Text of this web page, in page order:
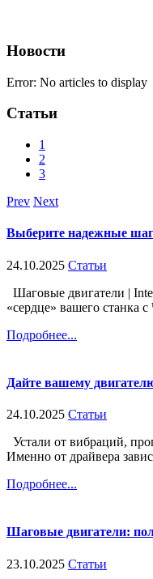
Новости
Error: No articles to display
Статьи
1
2
3
Prev Next
Выберите надежные
24.10.2025 Статьи
Шаговые двигатели |
«сердце» вашего станка
Подробнее...
Дайте вашему
24.10.2025 Статьи
Устали от вибраций,
Именно от драйвера
Подробнее...
Шаговые двигатели:
23.10.2025 Статьи